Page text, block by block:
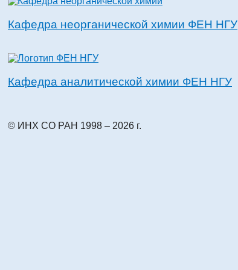
Кафедра неорганической химии ФЕН НГУ
Кафедра аналитической химии ФЕН НГУ
© ИНХ СО РАН 1998 – 2026 г.